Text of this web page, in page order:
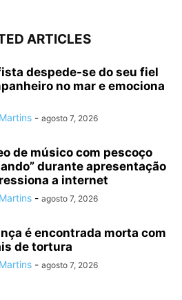
ARTICLES
despede-se do seu fiel
no mar e emociona
- agosto 7, 2026
de músico com pescoço
durante apresentação
a internet
- agosto 7, 2026
é encontrada morta com
de tortura
- agosto 7, 2026